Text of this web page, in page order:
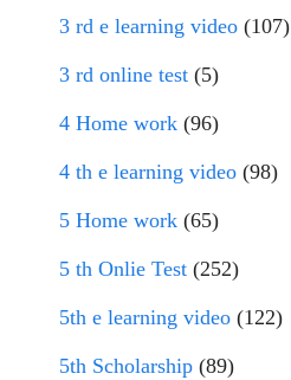
3 rd e learning video (107)
3 rd online test (5)
4 Home work (96)
4 th e learning video (98)
5 Home work (65)
5 th Onlie Test (252)
5th e learning video (122)
5th Scholarship (89)